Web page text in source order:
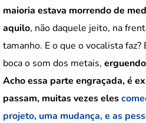
maioria estava morrendo de
aquilo, não daquele jeito, na
tamanho. E o que o vocalista
boca o som dos metais,
Acho essa parte engraçada, é
passam, muitas vezes eles
projeto, uma mudança, e as